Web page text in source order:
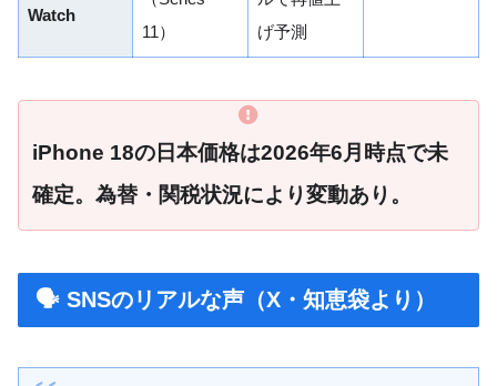
Watch
11）
げ予測
iPhone 18の日本価格は2026年6月時点で未
確定。為替・関税状況により変動あり。
🗣 SNSのリアルな声（X・知恵袋より）